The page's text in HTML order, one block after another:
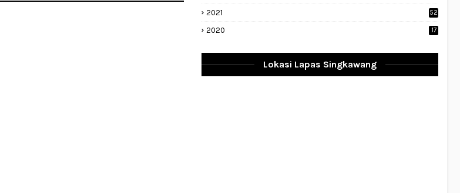
2021 52
2020 17
Lokasi Lapas Singkawang